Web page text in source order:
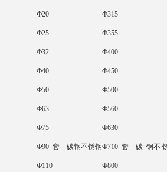
套 碳钢不锈钢 套 碳 钢不
Ф20 Ф315
Ф25 Ф355
Ф32 Ф400
Ф40 Ф450
Ф50 Ф500
Ф63 Ф560
Ф75 Ф630
Ф90 Ф710
Ф110 Ф800